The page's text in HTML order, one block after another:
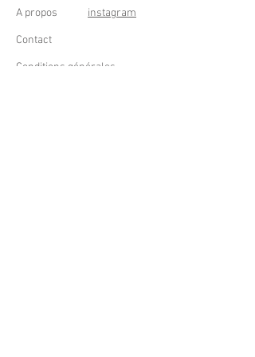
A propos
Contact
Conditions générales
instagram